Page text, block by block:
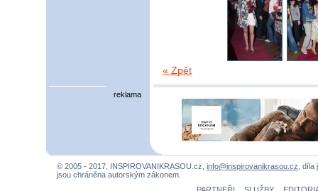
« Zpět
reklama
© 2005 - 2017, INSPIROVANIKRASOU.cz, info@inspirovanikrasou.cz ,
jsou chráněna autorským zákonem.